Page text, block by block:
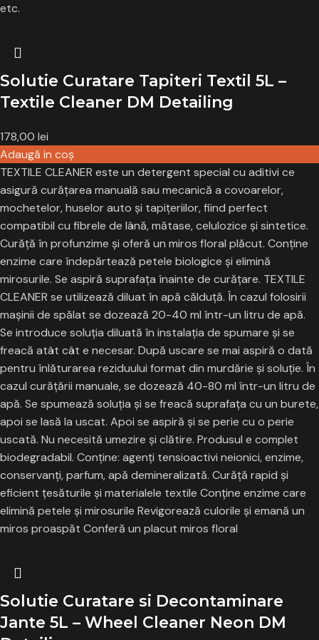
etc.
Solutie Curatare Tapiteri Textil 5L –
Textile Cleaner DM Detailing
178,00 lei
Adaugă in coş
TEXTILE CLEANER este un detergent special cu aditivi ce
asigură curățarea manuală sau mecanică a covoarelor,
mochetelor, huselor auto și tapițeriilor, fiind perfect
compatibil cu fibrele de lână, mătase, celulozice și sintetice.
Curăță în profunzime și oferă un miros floral plăcut. Conține
enzime care îndepărtează petele biologice și elimină
mirosurile. Se aspiră suprafața înainte de curățare. TEXTILE
CLEANER se utilizează diluat în apă călduță. În cazul folosirii
mașinii de spălat se dozează 20-40 ml într-un litru de apă.
Se introduce soluția diluată în instalația de spumare și se
freacă atât cât e necesar. După uscare se mai aspiră o dată
pentru înlăturarea reziduului format din murdărie și soluție. În
cazul curățării manuale, se dozează 40-80 ml într-un litru de
apă. Se spumează soluția și se freacă suprafața cu un burete,
apoi se lasă la uscat. Apoi se aspiră și se perie cu o perie
uscată. Nu necesită umezire și clătire. Produsul e complet
biodegradabil. Conține: agenţi tensioactivi neionici, enzime,
conservanți, parfum, apă demineralizată. Curăţă rapid şi
eficient ţesăturile şi materialele textile Conţine enzime care
elimină petele şi mirosurile Revigorează culorile şi emană un
miros proaspăt Conferă un placut miros floral
Solutie Curatare si Decontaminare
Jante 5L – Wheel Cleaner Neon DM